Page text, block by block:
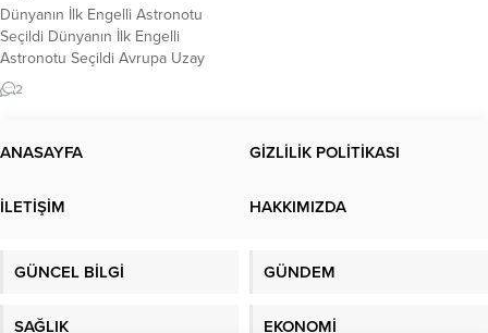
Dünyanın İlk Engelli Astronotu
Seçildi Dünyanın İlk Engelli
Astronotu Seçildi Avrupa Uzay
Ajansı (ESA), dünyanın ilk engelli
astronotunu 2022 kozmonot eğitim
gösterdi. Avrupa Uzay Ajansı
yıldır ilk kez yeni astronot yetiştiren
2
ANASAYFA GİZLİLİK POLİTİKASI
İLETİŞİM HAKKIMIZDA
GÜNCEL BİLGİ GÜNDEM
SAĞLIK EKONOMİ